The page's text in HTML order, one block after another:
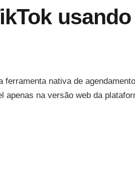
usando
ferramenta nativa de
apenas na versão web da